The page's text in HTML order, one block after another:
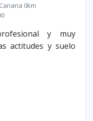
0km
y muy
actitudes y suelo